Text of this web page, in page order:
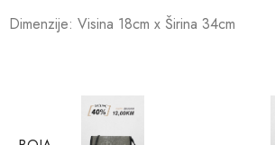
Dimenzije: Visina 18cm x Širina 34cm